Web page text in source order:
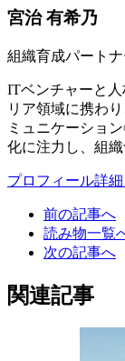
宮治 有希乃
組織育成パートナ
ITベンチャーと
リア領域に携わ
ミュニケーショ
化に注力し、組織
プロフィール詳
前の記事へ
読み物一覧
次の記事へ
関連記事